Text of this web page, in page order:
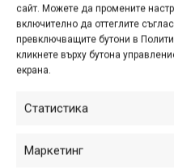
сайт. Можете да промените
включително да оттеглите
превключващите бутони в
кликнете върху бутона
екрана.
Статистика
Маркетинг
Снимка на деня |